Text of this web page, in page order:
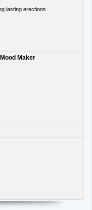
lasting erections
Maker